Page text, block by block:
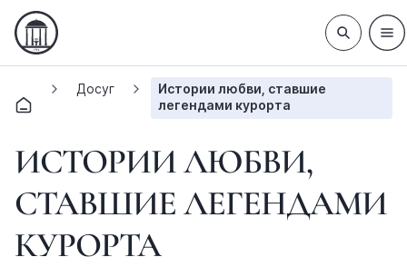
Досуг
Истории любви, ставшие
легендами курорта
ИСТОРИИ ЛЮБВИ,
СТАВШИЕ ЛЕГЕНДАМИ
КУРОРТА